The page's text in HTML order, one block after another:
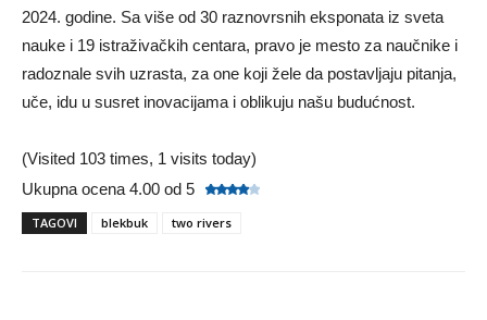
2024. godine. Sa više od 30 raznovrsnih eksponata iz sveta
nauke i 19 istraživačkih centara, pravo je mesto za naučnike i
radoznale svih uzrasta, za one koji žele da postavljaju pitanja,
uče, idu u susret inovacijama i oblikuju našu budućnost.
(Visited 103 times, 1 visits today)
Ukupna ocena 4.00 od 5
TAGOVI blekbuk two rivers